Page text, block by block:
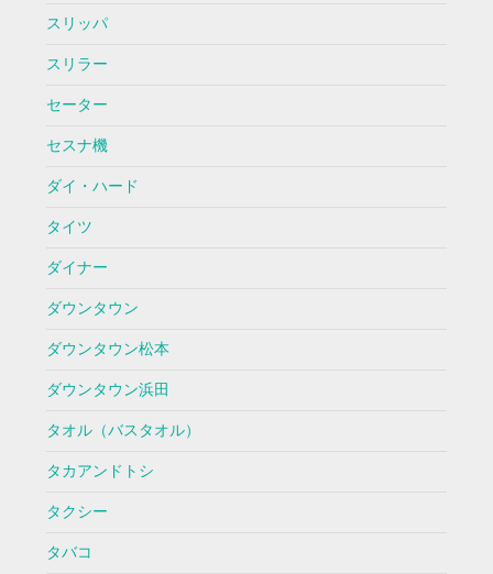
スリッパ
スリラー
セーター
セスナ機
ダイ・ハード
タイツ
ダイナー
ダウンタウン
ダウンタウン松本
ダウンタウン浜田
タオル（バスタオル）
タカアンドトシ
タクシー
タバコ